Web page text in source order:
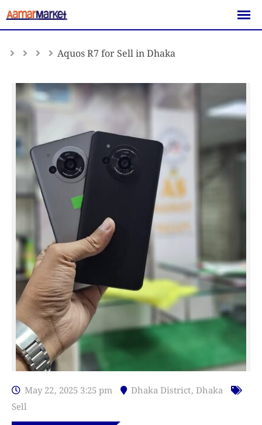
Skip
to
Aquos R7 for Sell in Dhaka
May 22, 2025 3:25 pm Dhaka District, Dhaka
Sell